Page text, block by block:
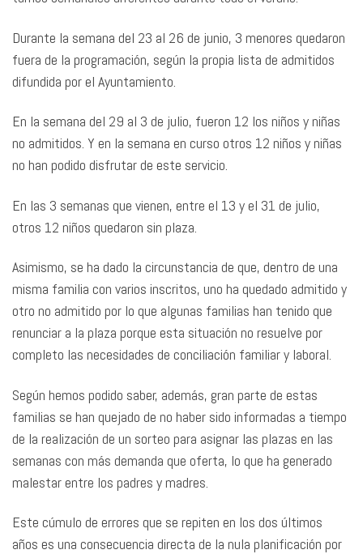
Durante la semana del 23 al 26 de junio, 3 menores quedaron
fuera de la programación, según la propia lista de admitidos
difundida por el Ayuntamiento.
En la semana del 29 al 3 de julio, fueron 12 los niños y niñas
no admitidos. Y en la semana en curso otros 12 niños y niñas
no han podido disfrutar de este servicio.
En las 3 semanas que vienen, entre el 13 y el 31 de julio,
otros 12 niños quedaron sin plaza.
Asimismo, se ha dado la circunstancia de que, dentro de una
misma familia con varios inscritos, uno ha quedado admitido y
otro no admitido por lo que algunas familias han tenido que
renunciar a la plaza porque esta situación no resuelve por
completo las necesidades de conciliación familiar y laboral.
Según hemos podido saber, además, gran parte de estas
familias se han quejado de no haber sido informadas a tiempo
de la realización de un sorteo para asignar las plazas en las
semanas con más demanda que oferta, lo que ha generado
malestar entre los padres y madres.
Este cúmulo de errores que se repiten en los dos últimos
años es una consecuencia directa de la nula planificación por